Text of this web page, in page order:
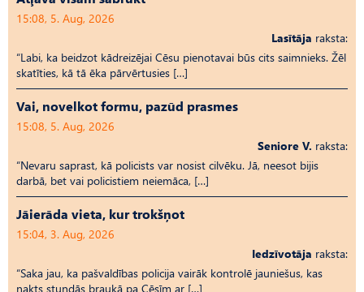
15:08, 5. Aug, 2026
Lasītāja raksta:
“Labi, ka beidzot kādreizējai Cēsu pienotavai būs cits saimnieks. Žēl
skatīties, kā tā ēka pārvērtusies […]
Vai, novelkot formu, pazūd prasmes
15:08, 5. Aug, 2026
Seniore V. raksta:
“Nevaru saprast, kā policists var nosist cilvēku. Jā, neesot bijis
darbā, bet vai policistiem neiemāca, […]
Jāierāda vieta, kur trokšņot
15:04, 3. Aug, 2026
Iedzīvotāja raksta:
“Saka jau, ka pašvaldības policija vairāk kontrolē jauniešus, kas
nakts stundās braukā pa Cēsīm ar […]